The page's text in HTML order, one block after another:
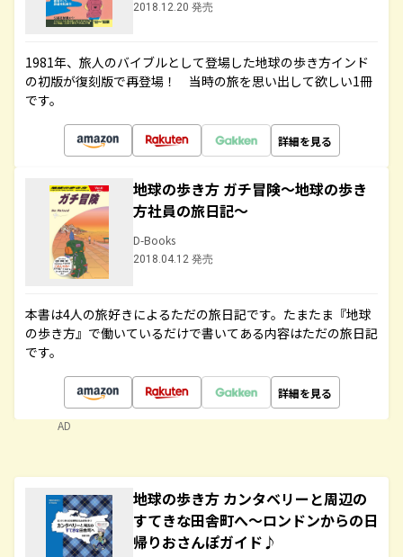
2018.12.20 発売
1981年、旅人のバイブルとして登場した地球の歩き方インド
の初版が復刻版で再登場！ 当時の旅を思い出して欲しい1冊
です。
詳細を見る
地球の歩き方 ガチ冒険～地球の歩き
方社員の旅日記～
D-Books
2018.04.12 発売
本書は4人の旅好きによるただの旅日記です。たまたま『地球
の歩き方』で働いているだけで書いてある内容はただの旅日記
です。
詳細を見る
AD
地球の歩き方 カンタベリーと周辺の
すてきな田舎町へ～ロンドンからの日
帰りおさんぽガイド♪